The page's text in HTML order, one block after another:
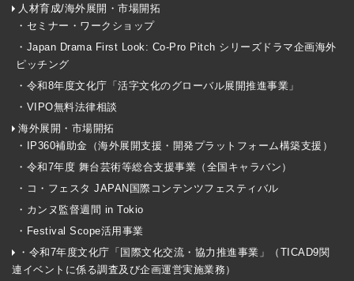
人材育成/海外展開・市場開拓
・セミナー・ワークショップ
・Japan Drama First Look: Co-Pro Pitch シリーズドラマ企画海外
ピッチング
・令和8年度文化庁「活字文化のグローバル展開推進事業」
・VIPO無料法律相談
海外展開・市場開拓
・IP360補助金（海外展開支援・開発プラットフォーム構築支援）
・令和7年度 舞台芸術等総合支援事業（全国キャラバン）
・コ・フェスタ JAPAN国際コンテンツフェスティバル
・カンヌ監督週間 in Tokio
・Festival Scope活用事業
・令和7年度文化庁「国際文化交流・協力推進事業」（TICAD9関
連イベントに係る調査及び企画運営実施業務）